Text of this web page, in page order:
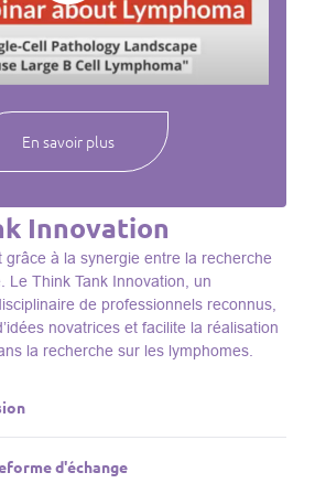
séances précédentes et joignez-vous
lymphomes et des maladies
En savoir plus
Innovation
grâce à la synergie entre la recherche
Le Think Tank Innovation, un
de professionnels reconnus,
novatrices et facilite la réalisation
la recherche sur les lymphomes.
projets, façonne des initiatives de
et promeut l’unité parmi les
d'échange